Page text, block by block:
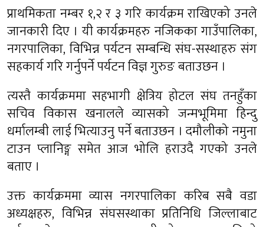
प्राथमिकता नम्बर १,२ र ३ गरि कार्यक्रम राखिएको उनले
जानकारी दिए । यी कार्यक्रमहरु नजिकका गाउँपालिका,
नगरपालिका, विभिन्न पर्यटन सम्बन्धि संघ-सस्थाहरु संग
सहकार्य गरि गर्नुपर्ने पर्यटन विज्ञ गुरुङ बताउछन ।
त्यस्तै कार्यक्रममा सहभागी क्षेत्रिय होटल संघ तनहुँका
सचिव विकास खनालले व्यासको जन्मभूमिमा हिन्दु
धर्मालम्बी लाई भित्याउनु पर्ने बताउछन । दमौलीको नमुना
टाउन प्लानिङ्ग समेत आज भोलि हराउदै गएको उनले
बताए ।
उक्त कार्यक्रममा व्यास नगरपालिका करिब सबै वडा
अध्यक्षहरु, विभिन्न संघसस्थाका प्रतिनिधि जिल्लाबाट